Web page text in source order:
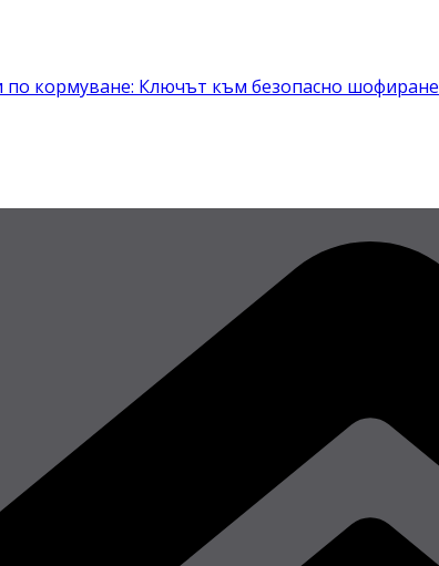
по кормуване: Ключът към безопасно шофиране
високата скорост!
Какво трябва да знаят шофьорите?